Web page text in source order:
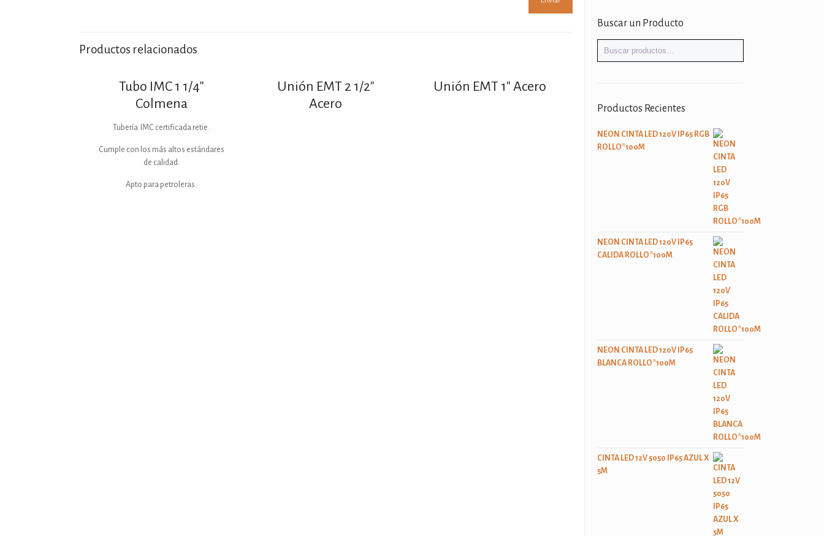
Productos relacionados
Tubo IMC 1 1/4″
Colmena
Tubería IMC certificada retie.
Cumple con los más altos estándares
de calidad.
Apto para petroleras.
Unión EMT 2 1/2″
Acero
Unión EMT 1″ Acero
Buscar un Producto
Productos Recientes
NEON CINTA LED 120V IP65 RGB
ROLLO*100M
NEON CINTA LED 120V IP65
CALIDA ROLLO*100M
NEON CINTA LED 120V IP65
BLANCA ROLLO*100M
CINTA LED 12V 5050 IP65 AZUL X
5M